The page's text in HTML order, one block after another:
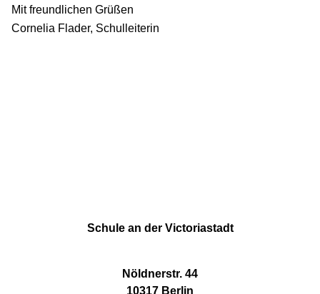
Mit freundlichen Grüßen
Cornelia Flader, Schulleiterin
Schule an der Victoriastadt
Nöldnerstr. 44
10317 Berlin